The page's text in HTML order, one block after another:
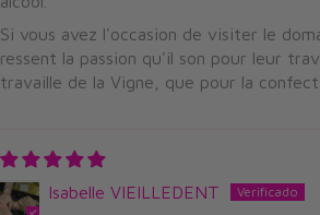
Si vous avez l'occasion de visiter le
ressent la passion qu'il son pour leur
travaille de la Vigne, que pour la
Isabelle VIEILLEDENT